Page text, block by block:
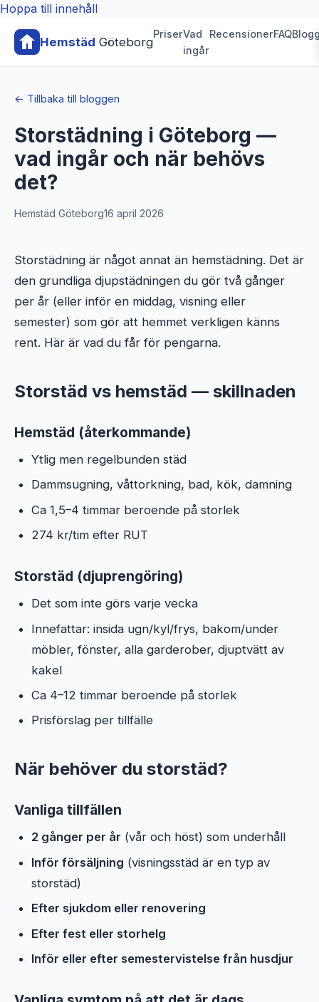
Hoppa till innehåll
Hemstäd Göteborg
PriserVad
ingår
RecensionerFAQ
← Tillbaka till bloggen
Storstädning i Göteborg —
vad ingår och när behövs
det?
Hemstäd Göteborg16 april 2026
Storstädning är något annat än hemstädning. Det är
den grundliga djupstädningen du gör två gånger
per år (eller inför en middag, visning eller
semester) som gör att hemmet verkligen känns
rent. Här är vad du får för pengarna.
Storstäd vs hemstäd — skillnaden
Hemstäd (återkommande)
Ytlig men regelbunden städ
Dammsugning, våttorkning, bad, kök, damning
Ca 1,5–4 timmar beroende på storlek
274 kr/tim efter RUT
Storstäd (djuprengöring)
Det som inte görs varje vecka
Innefattar: insida ugn/kyl/frys, bakom/under
möbler, fönster, alla garderober, djuptvätt av
kakel
Ca 4–12 timmar beroende på storlek
Prisförslag per tillfälle
När behöver du storstäd?
Vanliga tillfällen
2 gånger per år (vår och höst) som underhåll
Inför försäljning (visningsstäd är en typ av
storstäd)
Efter sjukdom eller renovering
Efter fest eller storhelg
Inför eller efter semestervistelse från husdjur